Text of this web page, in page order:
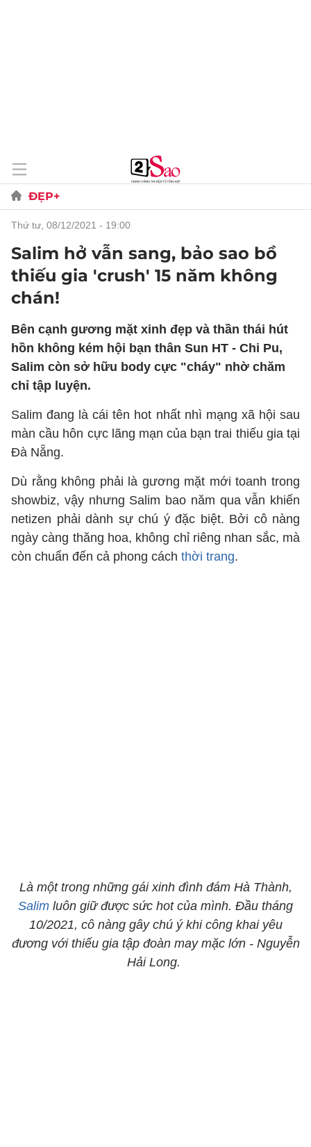
ĐẸP+
thứ tư, 08/12/2021 - 19:00
Salim hở vẫn sang, bảo sao bồ
thiếu gia 'crush' 15 năm không
chán!
Bên cạnh gương mặt xinh đẹp và thần thái hút
hồn không kém hội bạn thân Sun HT - Chi Pu,
Salim còn sở hữu body cực "cháy" nhờ chăm
chỉ tập luyện.
Salim đang là cái tên hot nhất nhì mạng xã hội sau
màn cầu hôn cực lãng mạn của bạn trai thiếu gia tại
Đà Nẵng.
Dù rằng không phải là gương mặt mới toanh trong
showbiz, vậy nhưng Salim bao năm qua vẫn khiến
netizen phải dành sự chú ý đặc biệt. Bởi cô nàng
ngày càng thăng hoa, không chỉ riêng nhan sắc, mà
còn chuẩn đến cả phong cách thời trang.
Là một trong những gái xinh đình đám Hà Thành,
Salim luôn giữ được sức hot của mình. Đầu tháng
10/2021, cô nàng gây chú ý khi công khai yêu
đương với thiếu gia tập đoàn may mặc lớn - Nguyễn
Hải Long.